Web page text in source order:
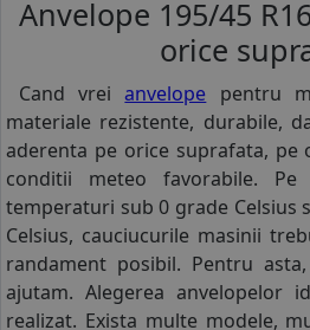
Anvelope 195/45
orice
Cand vreianvelope pentru
materiale rezistente, durabile,
aderenta pe orice suprafata, pe
conditii meteo favorabile.
temperaturi sub 0 grade Celsius
Celsius, cauciucurile masinii
randament posibil. Pentru
ajutam. Alegerea anvelopelor
realizat. Exista multe modele,